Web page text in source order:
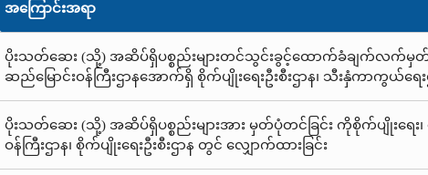
အကြောင်းအရာ
ပိုးသတ်ဆေး (သို့) အဆိပ်ရှိပစ္စည်းများတင်သွင်းခွင့်ထောက်ခံချက်လက်မှတ်ရရှိ
ဆည်မြောင်းဝန်ကြီးဌာနအောက်ရှိ စိုက်ပျိုးရေးဦးစီးဌာန၊ သီးနှံကာကွယ်ရေ
ပိုးသတ်ဆေး (သို့) အဆိပ်ရှိပစ္စည်းများအား မှတ်ပုံတင်ခြင်း ကိုစိုက်ပျိုးရေး၊
ဝန်ကြီးဌာန၊ စိုက်ပျိုးရေးဦးစီးဌာန တွင် လျှောက်ထားခြင်း